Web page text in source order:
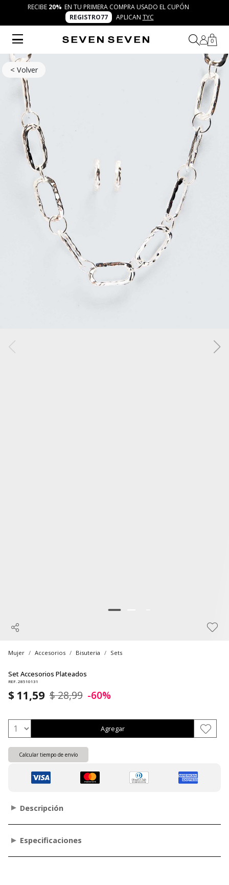
RECIBE 20% EN TU PRIMERA COMPRA USADO EL CUPÓN
REGISTRO77
APLICAN TYC
0
< Volver
Mujer Accesorios Bisuteria Sets
Set Accesorios Plateados
REF. 28510131
$ 11,59 $ 28,99 -60%
Agregar
Calcular tiempo de envío
Descripción
Especificaciones